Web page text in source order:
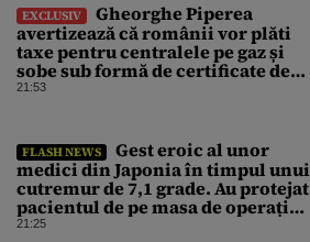
EXCLUSIV
Gheorghe Piperea
avertizează că românii vor plăti
taxe pentru centralele pe gaz și
sobe sub formă de certificate de
CO2
21:53
FLASH NEWS
Gest eroic al unor
medici din Japonia în timpul unui
cutremur de 7,1 grade. Au protejat
pacientul de pe masa de operație
cu propriile corpuri
21:25